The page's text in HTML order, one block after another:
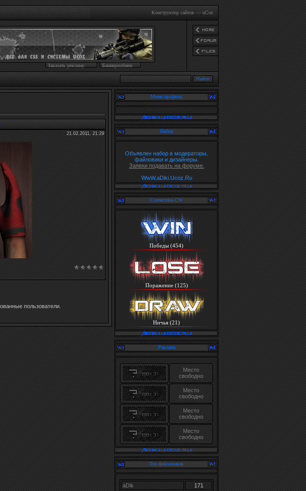
Конструктор сайтов — uCoz
Баннерообмен
Заказать рекламу
21.02.2011, 21:29
пользователи.
Мини профиль
Набор
Объявлен набор в модераторы,
файловики и дизайнеры.
Заявки подавать на форуме.
WwW.aDiki.Ucoz.Ru
Статистика CW
Победы (454)
Поражение (125)
Ничья (21)
Реклама
Место
свободно
Место
свободно
Место
свободно
Место
свободно
Топ файловиков
aDik 171